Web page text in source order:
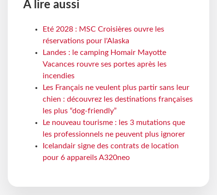
À lire aussi
Eté 2028 : MSC Croisières ouvre les
réservations pour l'Alaska
Landes : le camping Homair Mayotte
Vacances rouvre ses portes après les
incendies
Les Français ne veulent plus partir sans leur
chien : découvrez les destinations françaises
les plus “dog-friendly”
Le nouveau tourisme : les 3 mutations que
les professionnels ne peuvent plus ignorer
Icelandair signe des contrats de location
pour 6 appareils A320neo